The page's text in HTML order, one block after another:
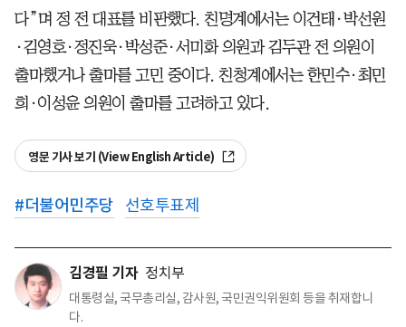
다”며 정 전 대표를 비판했다. 친명계에서는 이건태·박선원
·김영호·정진욱·박성준·서미화 의원과 김두관 전 의원이
출마했거나 출마를 고민 중이다. 친청계에서는 한민수·최민
희·이성윤 의원이 출마를 고려하고 있다.
영문 기사 보기 (View English Article)
#더불어민주당 선호투표제
김경필 기자 정치부
대통령실, 국무총리실, 감사원, 국민권익위원회 등을 취재합니
다.